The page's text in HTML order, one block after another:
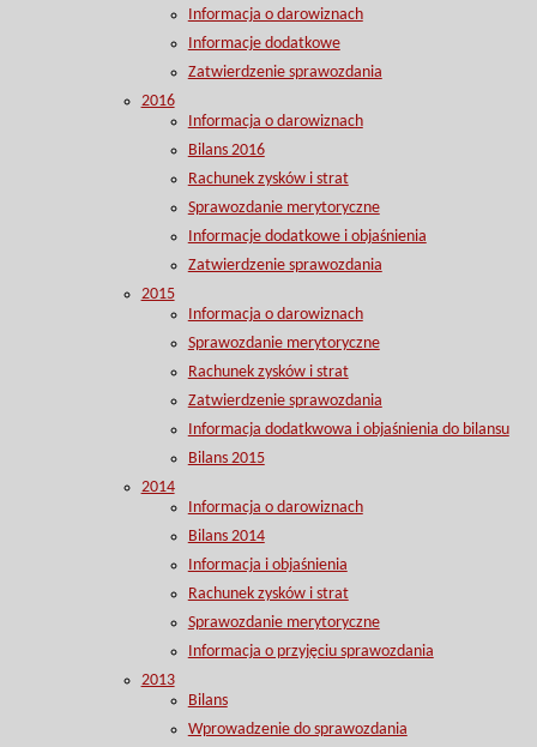
Informacja o darowiznach
Informacje dodatkowe
Zatwierdzenie sprawozdania
2016
Informacja o darowiznach
Bilans 2016
Rachunek zysków i strat
Sprawozdanie merytoryczne
Informacje dodatkowe i objaśnienia
Zatwierdzenie sprawozdania
2015
Informacja o darowiznach
Sprawozdanie merytoryczne
Rachunek zysków i strat
Zatwierdzenie sprawozdania
Informacja dodatkwowa i objaśnienia do bilansu
Bilans 2015
2014
Informacja o darowiznach
Bilans 2014
Informacja i objaśnienia
Rachunek zysków i strat
Sprawozdanie merytoryczne
Informacja o przyjęciu sprawozdania
2013
Bilans
Wprowadzenie do sprawozdania